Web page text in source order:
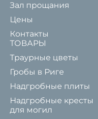
Зал прощания
Цены
Контакты
ТОВАРЫ
Траурные цветы
Гробы в Риге
Надгробные плиты
Надгробные кресты
для могил